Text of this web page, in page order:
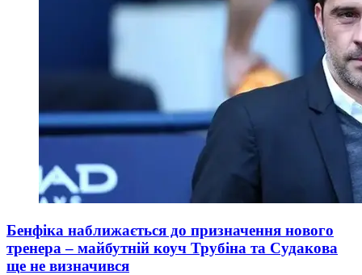
Бенфіка наближається до призначення нового
тренера – майбутній коуч Трубіна та Судакова
ще не визначився